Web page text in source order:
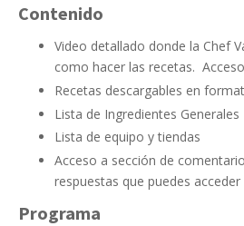
Contenido
Video detallado donde la Chef
como hacer las recetas.
Recetas descargables en
Lista de Ingredientes Generales
Lista de equipo y tiendas
Acceso a sección de
respuestas que puedes
Programa